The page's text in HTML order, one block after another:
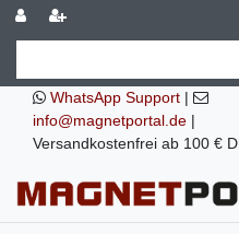
WhatsApp Support |
info@magnetportal.de |
Versandkostenfrei ab 100 €